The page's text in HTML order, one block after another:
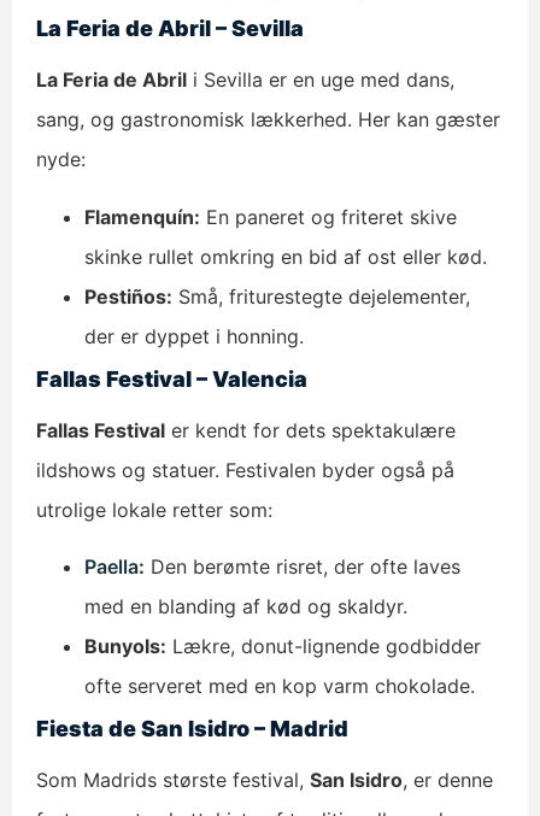
La Feria de Abril – Sevilla
La Feria de Abril i Sevilla er en uge med dans,
sang, og gastronomisk lækkerhed. Her kan gæster
nyde:
Flamenquín: En paneret og friteret skive
skinke rullet omkring en bid af ost eller kød.
Pestiños: Små, friturestegte dejelementer,
der er dyppet i honning.
Fallas Festival – Valencia
Fallas Festival er kendt for dets spektakulære
ildshows og statuer. Festivalen byder også på
utrolige lokale retter som:
Paella: Den berømte risret, der ofte laves
med en blanding af kød og skaldyr.
Bunyols: Lækre, donut-lignende godbidder
ofte serveret med en kop varm chokolade.
Fiesta de San Isidro – Madrid
Som Madrids største festival, San Isidro, er denne